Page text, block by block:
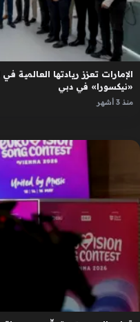
الإمارات تعزز ريادتها العالمية
«نيكسورا» في دبي
منذ 3 أشهر